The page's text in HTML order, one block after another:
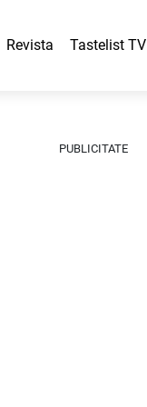
Revista Tastelist TV
PUBLICITATE